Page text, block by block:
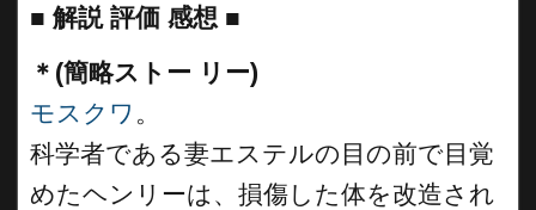
■ 解説 評価 感想 ■
＊(簡略ストー リー)
モスクワ 。
科学者である妻エステルの目の前で目覚
めたヘンリーは、損傷した体を改造され